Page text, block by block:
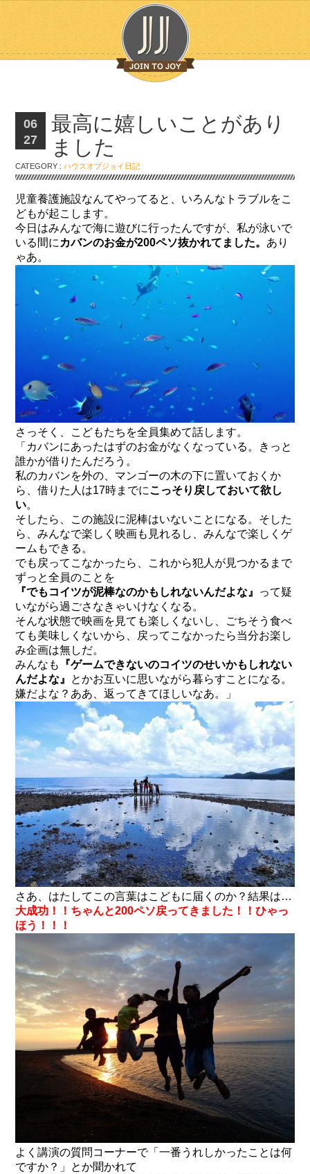
06
27
最高に嬉しいことがあり
ました
CATEGORY :ハウスオブジョイ日記
児童養護施設なんてやってると、いろんなトラブルをこ
どもが起こします。
今日はみんなで海に遊びに行ったんですが、私が泳いで
いる間に カバンのお金が200ペソ抜かれてました。 あり
ゃあ。
さっそく、こどもたちを全員集めて話します。
「カバンにあったはずのお金がなくなっている。きっと
誰かが借りたんだろう。
私のカバンを外の、マンゴーの木の下に置いておくか
ら、借りた人は17時までにこっそり戻しておいて欲し
い。
そしたら、この施設に泥棒はいないことになる。そした
ら、みんなで楽しく映画も見れるし、みんなで楽しくゲ
ームもできる。
でも戻ってこなかったら、これから犯人が見つかるまで
ずっと全員のことを
『でもコイツが泥棒なのかもしれないんだよな』 って疑
いながら過ごさなきゃいけなくなる。
そんな状態で映画を見ても楽しくないし、ごちそう食べ
ても美味しくないから、戻ってこなかったら当分お楽し
み企画は無しだ。
みんなも
『ゲームできないのコイツのせいかもしれない
んだよな』 とかお互いに思いながら暮らすことになる。
嫌だよな？ああ、返ってきてほしいなあ。」
さあ、はたしてこの言葉はこどもに届くのか？結果は…
大成功！！ちゃんと200ペソ戻ってきました！！ひゃっ
ほう！！！
よく講演の質問コーナーで「一番うれしかったことは何
ですか？」とか聞かれて